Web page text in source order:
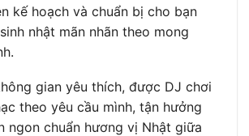
kế hoạch và chuẩn bị cho bạn
nhật mãn nhãn theo mong
gian yêu thích, được DJ chơi
theo yêu cầu mình, tận hưởng
ngon chuẩn hương vị Nhật giữa